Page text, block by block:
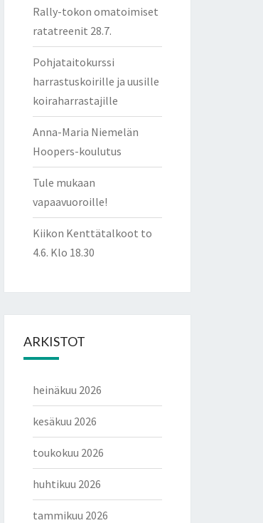
Rally-tokon omatoimiset
ratatreenit 28.7.
Pohjataitokurssi
harrastuskoirille ja uusille
koiraharrastajille
Anna-Maria Niemelän
Hoopers-koulutus
Tule mukaan
vapaavuoroille!
Kiikon Kenttätalkoot to
4.6. Klo 18.30
ARKISTOT
heinäkuu 2026
kesäkuu 2026
toukokuu 2026
huhtikuu 2026
tammikuu 2026